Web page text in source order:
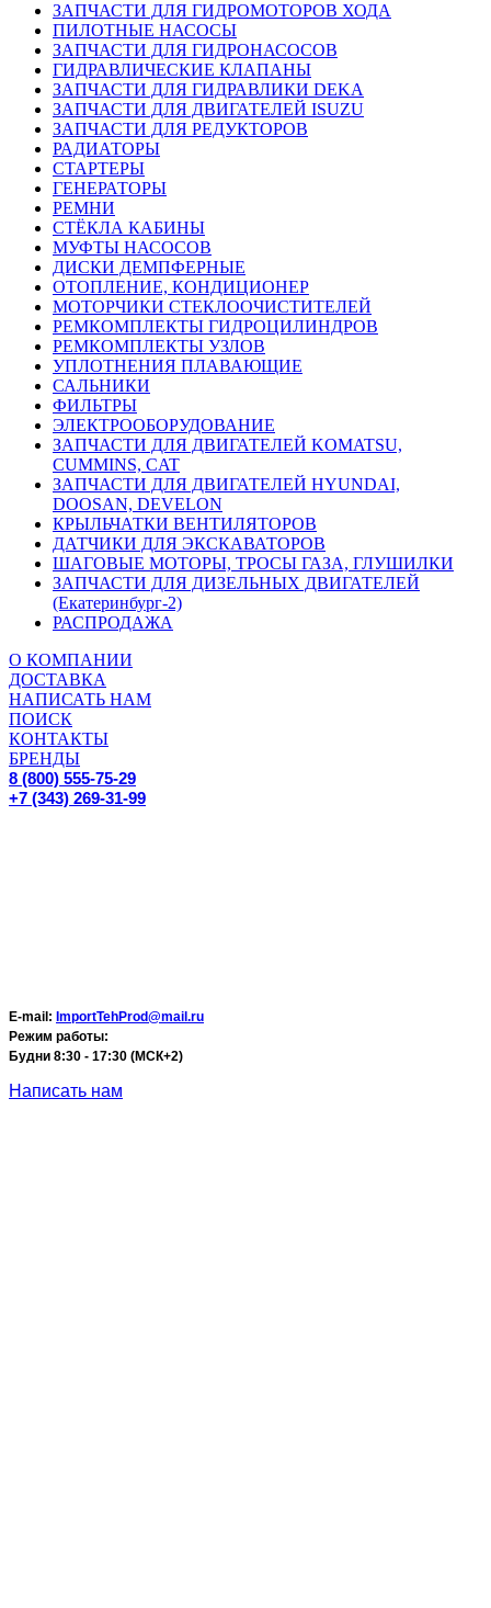
ЗАПЧАСТИ ДЛЯ ГИДРОМОТОРОВ ХОДА
ПИЛОТНЫЕ НАСОСЫ
ЗАПЧАСТИ ДЛЯ ГИДРОНАСОСОВ
ГИДРАВЛИЧЕСКИЕ КЛАПАНЫ
ЗАПЧАСТИ ДЛЯ ГИДРАВЛИКИ DEKA
ЗАПЧАСТИ ДЛЯ ДВИГАТЕЛЕЙ ISUZU
ЗАПЧАСТИ ДЛЯ РЕДУКТОРОВ
РАДИАТОРЫ
СТАРТЕРЫ
ГЕНЕРАТОРЫ
РЕМНИ
СТЁКЛА КАБИНЫ
МУФТЫ НАСОСОВ
ДИСКИ ДЕМПФЕРНЫЕ
ОТОПЛЕНИЕ, КОНДИЦИОНЕР
МОТОРЧИКИ СТЕКЛООЧИСТИТЕЛЕЙ
РЕМКОМПЛЕКТЫ ГИДРОЦИЛИНДРОВ
РЕМКОМПЛЕКТЫ УЗЛОВ
УПЛОТНЕНИЯ ПЛАВАЮЩИЕ
САЛЬНИКИ
ФИЛЬТРЫ
ЭЛЕКТРООБОРУДОВАНИЕ
ЗАПЧАСТИ ДЛЯ ДВИГАТЕЛЕЙ KOMATSU,
CUMMINS, CAT
ЗАПЧАСТИ ДЛЯ ДВИГАТЕЛЕЙ HYUNDAI,
DOOSAN, DEVELON
КРЫЛЬЧАТКИ ВЕНТИЛЯТОРОВ
ДАТЧИКИ ДЛЯ ЭКСКАВАТОРОВ
ШАГОВЫЕ МОТОРЫ, ТРОСЫ ГАЗА, ГЛУШИЛКИ
ЗАПЧАСТИ ДЛЯ ДИЗЕЛЬНЫХ ДВИГАТЕЛЕЙ
(Екатеринбург-2)
РАСПРОДАЖА
О КОМПАНИИ
ДОСТАВКА
НАПИСАТЬ НАМ
ПОИСК
КОНТАКТЫ
БРЕНДЫ
8 (800) 555-75-29
+7 (343) 269-31-99
E-mail: ImportTehProd@mail.ru
Режим работы:
Будни 8:30 - 17:30 (МСК+2)
Написать нам